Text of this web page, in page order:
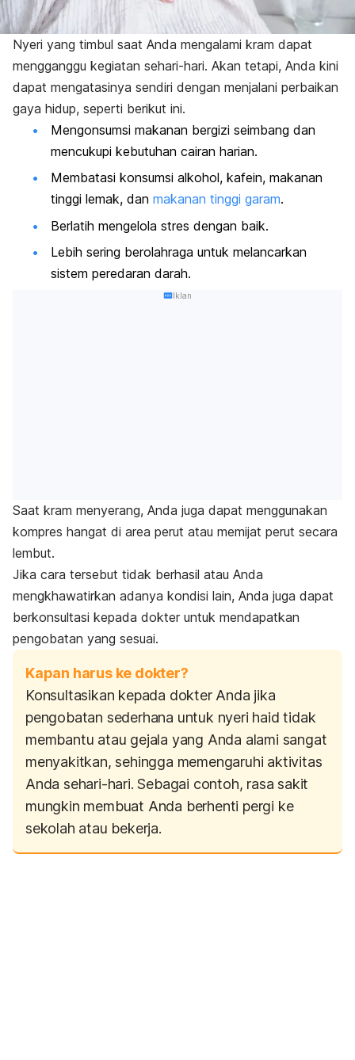
Nyeri yang timbul saat Anda mengalami kram dapat
mengganggu kegiatan sehari-hari. Akan tetapi, Anda kini
dapat mengatasinya sendiri dengan menjalani perbaikan
gaya hidup, seperti berikut ini.
Mengonsumsi makanan bergizi seimbang dan
mencukupi kebutuhan cairan harian.
Membatasi konsumsi alkohol, kafein, makanan
tinggi lemak, dan makanan tinggi garam.
Berlatih mengelola stres dengan baik.
Lebih sering berolahraga untuk melancarkan
sistem peredaran darah.
Iklan
Saat kram menyerang, Anda juga dapat menggunakan
kompres hangat di area perut atau memijat perut secara
lembut.
Jika cara tersebut tidak berhasil atau Anda
mengkhawatirkan adanya kondisi lain, Anda juga dapat
berkonsultasi kepada dokter untuk mendapatkan
pengobatan yang sesuai.
Kapan harus ke dokter?
Konsultasikan kepada dokter Anda jika
pengobatan sederhana untuk nyeri haid tidak
membantu atau gejala yang Anda alami sangat
menyakitkan, sehingga memengaruhi aktivitas
Anda sehari-hari. Sebagai contoh, rasa sakit
mungkin membuat Anda berhenti pergi ke
sekolah atau bekerja.